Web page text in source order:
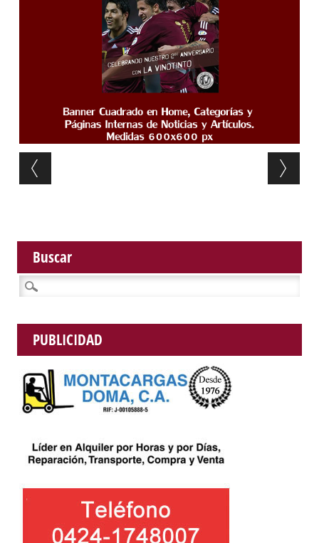
Post navigation
Buscar
Buscar:
PUBLICIDAD